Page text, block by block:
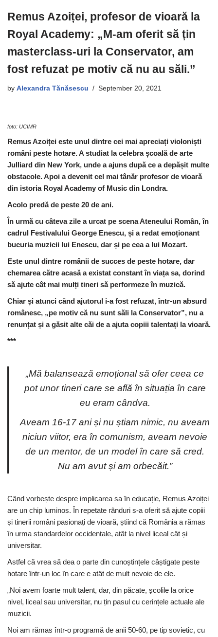
Remus Azoiței, profesor de vioară la
Royal Academy: „M-am oferit să țin
masterclass-uri la Conservator, am
fost refuzat pe motiv că nu au săli.”
by Alexandra Tănăsescu September 20, 2021
foto: UCIMR
Remus Azoiței este unul dintre cei mai apreciați violoniști
români peste hotare. A studiat la celebra școală de arte
Julliard din New York, unde a ajuns după ce a depășit multe
obstacole. Apoi a devenit cel mai tânăr profesor de vioară
din istoria Royal Academy of Music din Londra.
Acolo predă de peste 20 de ani.
În urmă cu câteva zile a urcat pe scena Ateneului Român, în
cadrul Festivalului George Enescu, și a redat emoționant
bucuria muzicii lui Enescu, dar și pe cea a lui Mozart.
Este unul dintre românii de succes de peste hotare, dar
chemarea către acasă a existat constant în viața sa, dorind
să ajute cât mai mulți tineri să performeze în muzică.
Chiar și atunci când ajutorul i-a fost refuzat, într-un absurd
românesc, „pe motiv că nu sunt săli la Conservator”, nu a
renunțat și a găsit alte căi de a ajuta copiii talentați la vioară.
***
„Mă balansează emoțional să ofer ceea ce
pot unor tineri care se află în situația în care
eu eram cândva.
Aveam 16-17 ani și nu știam nimic, nu aveam
niciun viitor, era în comunism, aveam nevoie
de un mentor, de un model în care să cred.
Nu am avut și am orbecăit.”
Când vorbește despre implicarea sa în educație, Remus Azoiței
are un chip luminos. În repetate rânduri s-a oferit să ajute copiii
și tinerii români pasionați de vioară, știind că România a rămas
în urma standardelor occidentale, atât la nivel liceal cât și
universitar.
Astfel că vrea să dea o parte din cunoștințele câștigate peste
hotare într-un loc în care e atât de mult nevoie de ele.
„Noi avem foarte mult talent, dar, din păcate, școlile la orice
nivel, liceal sau universitar, nu țin pasul cu cerințele actuale ale
muzicii.
Noi am rămas într-o programă de anii 50-60, pe tip sovietic, cu